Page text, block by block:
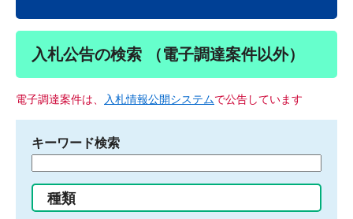
入札公告の検索 （電子調達案件以外）
電子調達案件は、 入札情報公開システムで公告しています
キーワード検索
る
種類